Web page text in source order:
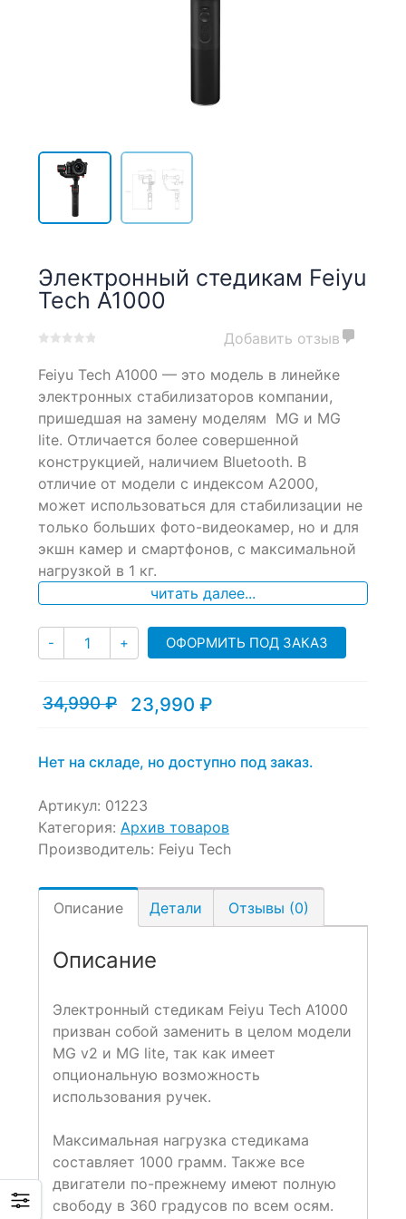
Электронный стедикам Feiyu
Tech A1000
out
on
customer
ratings
Добавить отзыв
Feiyu Tech A1000 — это модель в линейке
электронных стабилизаторов компании,
пришедшая на замену моделям MG и MG
lite. Отличается более совершенной
конструкцией, наличием Bluetooth. В
отличие от модели с индексом A2000,
может использоваться для стабилизации не
только больших фото-видеокамер, но и для
экшн камер и смартфонов, с максимальной
нагрузкой в 1 кг.
читать далее...
- Количество
+ ОФОРМИТЬ ПОД ЗАКАЗ
34,990₽
Первоначальная
34,990 ₽.
23,990 ₽
Текущая
Нет на складе, но доступно под заказ.
Артикул: 01223
Категория: Архив товаров
Производитель: Feiyu Tech
Описание Детали Отзывы (0)
Описание
Электронный стедикам Feiyu Tech A1000
призван собой заменить в целом модели
MG v2 и MG lite, так как имеет
опциональную возможность
использования ручек.
Максимальная нагрузка стедикама
составляет 1000 грамм. Также все
двигатели по-прежнему имеют полную
свободу в 360 градусов по всем осям.